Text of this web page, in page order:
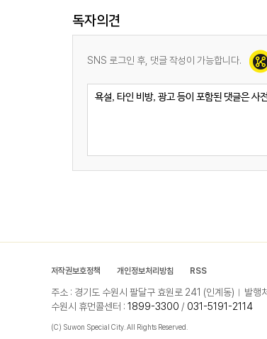
독자의견
SNS 로그인 후, 댓글 작성이 가능합니다.
저작권보호정책 개인정보처리방침 RSS
주소 : 경기도 수원시 팔달구 효원로 241 (인계동) 발행
수원시 휴먼콜센터 : 1899-3300 / 031-5191-2114
(C) Suwon Special City. All Rights Reserved.